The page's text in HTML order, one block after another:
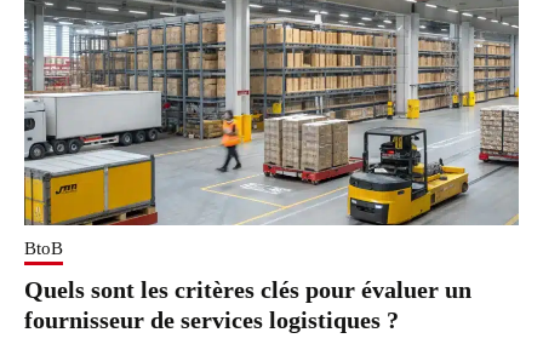
BtoB
Quels sont les critères clés pour évaluer un
fournisseur de services logistiques ?